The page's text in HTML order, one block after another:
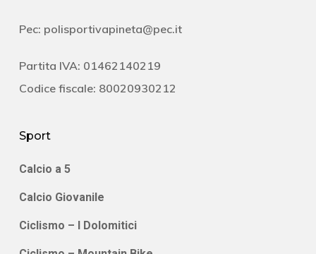
Pec: polisportivapineta@pec.it
Partita IVA: 01462140219
Codice fiscale: 80020930212
Sport
Calcio a 5
Calcio Giovanile
Ciclismo – I Dolomitici